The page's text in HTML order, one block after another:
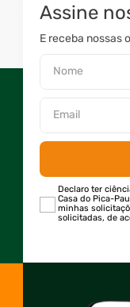
Assine
E receba nossas
Declaro ter
Casa do Pica-
minhas
solicitadas, de